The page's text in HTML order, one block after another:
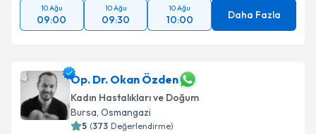
10 Ağu
09:00
10 Ağu
09:30
10 Ağu
10:00 Daha Fazla
Op. Dr. Okan Özden
Kadın Hastalıkları ve Doğum
Bursa, Osmangazi
5 (373 Değerlendirme)